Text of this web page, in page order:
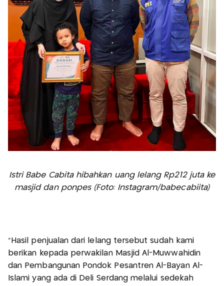
Istri Babe Cabita hibahkan uang lelang Rp212 juta ke
masjid dan ponpes (Foto: Instagram/babecabiita)
"Hasil penjualan dari lelang tersebut sudah kami
berikan kepada perwakilan Masjid Al-Muwwahidin
dan Pembangunan Pondok Pesantren Al-Bayan Al-
Islami yang ada di Deli Serdang melalui sedekah